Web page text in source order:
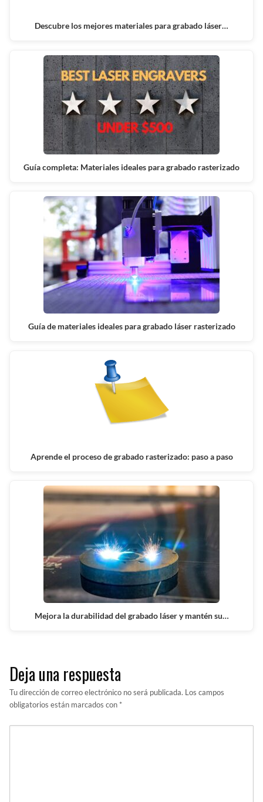
Descubre los mejores materiales para grabado láser…
Guía completa: Materiales ideales para grabado rasterizado
Guía de materiales ideales para grabado láser rasterizado
Aprende el proceso de grabado rasterizado: paso a paso
Mejora la durabilidad del grabado láser y mantén su…
Deja una respuesta
Tu dirección de correo electrónico no será publicada. Los campos
obligatorios están marcados con *